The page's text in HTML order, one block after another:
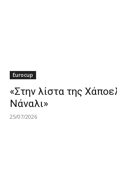
Eurocup
«Στην λίστα της
Νάναλι»
25/07/2026